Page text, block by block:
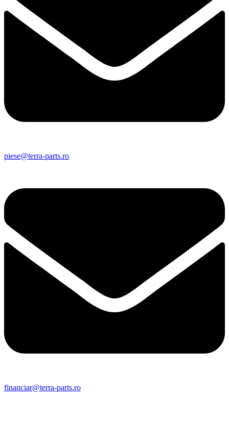
piese@terra-parts.ro
financiar@terra-parts.ro